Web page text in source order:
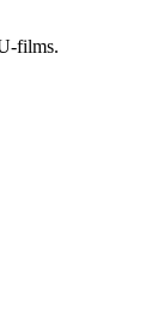
films.